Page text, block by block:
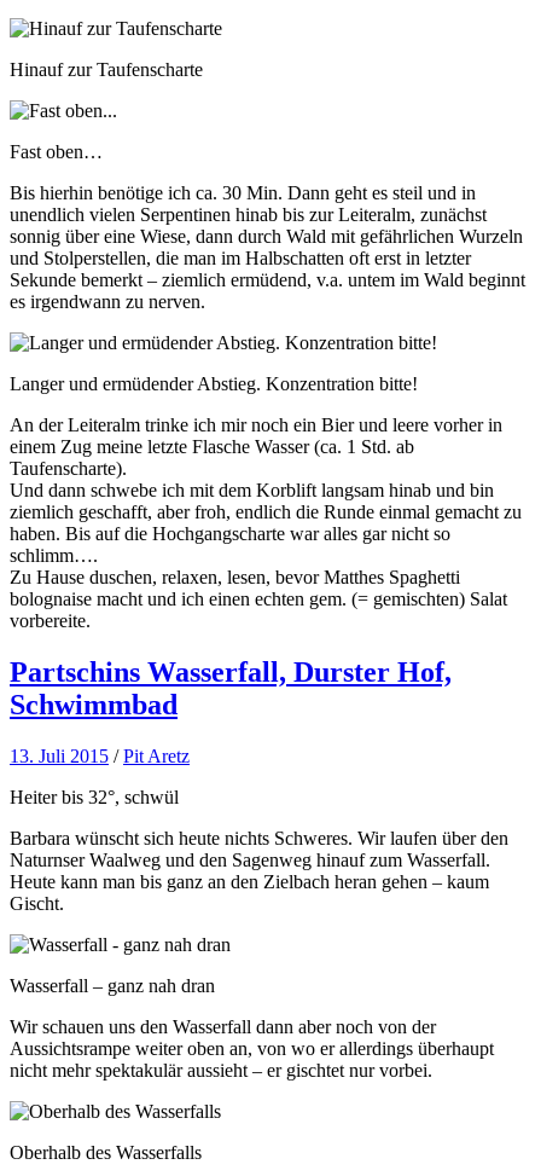
Hinauf zur Taufenscharte
Fast oben…
Bis hierhin benötige ich ca. 30 Min. Dann geht es steil und in
unendlich vielen Serpentinen hinab bis zur Leiteralm, zunächst
sonnig über eine Wiese, dann durch Wald mit gefährlichen Wurzeln
und Stolperstellen, die man im Halbschatten oft erst in letzter
Sekunde bemerkt – ziemlich ermüdend, v.a. untem im Wald beginnt
es irgendwann zu nerven.
Langer und ermüdender Abstieg. Konzentration bitte!
An der Leiteralm trinke ich mir noch ein Bier und leere vorher in
einem Zug meine letzte Flasche Wasser (ca. 1 Std. ab
Taufenscharte).
Und dann schwebe ich mit dem Korblift langsam hinab und bin
ziemlich geschafft, aber froh, endlich die Runde einmal gemacht zu
haben. Bis auf die Hochgangscharte war alles gar nicht so
schlimm….
Zu Hause duschen, relaxen, lesen, bevor Matthes Spaghetti
bolognaise macht und ich einen echten gem. (= gemischten) Salat
vorbereite.
Partschins Wasserfall, Durster Hof,
Schwimmbad
13. Juli 2015 /Pit Aretz
Heiter bis 32°, schwül
Barbara wünscht sich heute nichts Schweres. Wir laufen über den
Naturnser Waalweg und den Sagenweg hinauf zum Wasserfall.
Heute kann man bis ganz an den Zielbach heran gehen – kaum
Gischt.
Wasserfall – ganz nah dran
Wir schauen uns den Wasserfall dann aber noch von der
Aussichtsrampe weiter oben an, von wo er allerdings überhaupt
nicht mehr spektakulär aussieht – er gischtet nur vorbei.
Oberhalb des Wasserfalls